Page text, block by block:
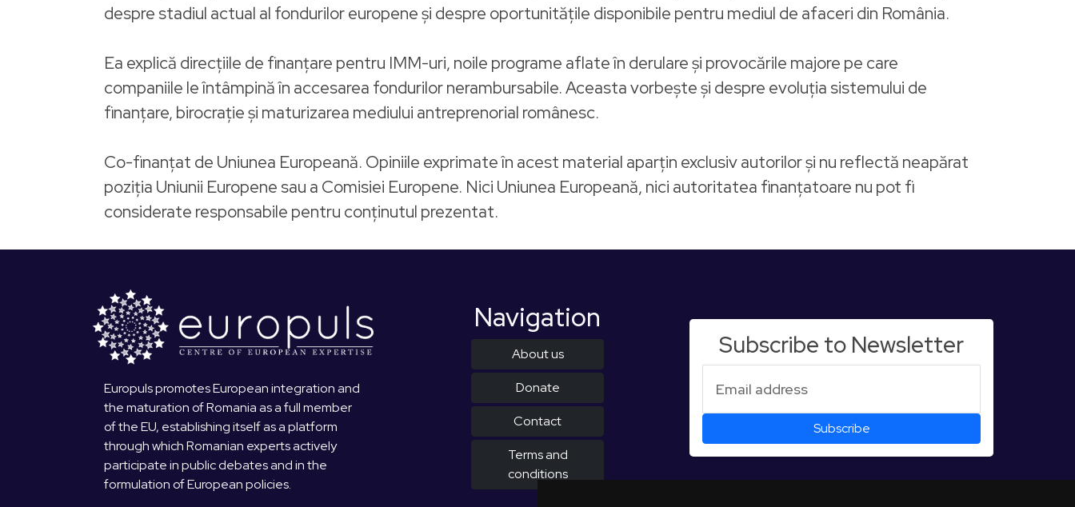
despre stadiul actual al fondurilor europene și despre oportunitățile disponibile pentru mediul de afaceri din România.
Ea explică direcțiile de finanțare pentru IMM-uri, noile programe aflate în derulare și provocările majore pe care
companiile le întâmpină în accesarea fondurilor nerambursabile. Aceasta vorbește și despre evoluția sistemului de
finanțare, birocrație și maturizarea mediului antreprenorial românesc.
Co-finanțat de Uniunea Europeană. Opiniile exprimate în acest material aparțin exclusiv autorilor și nu reflectă neapărat
poziția Uniunii Europene sau a Comisiei Europene. Nici Uniunea Europeană, nici autoritatea finanțatoare nu pot fi
considerate responsabile pentru conținutul prezentat.
Europuls promotes European integration and
the maturation of Romania as a full member
of the EU, establishing itself as a platform
through which Romanian experts actively
participate in public debates and in the
formulation of European policies.
Navigation
About us
Donate
Contact
Terms and
conditions
Subscribe to Newsletter